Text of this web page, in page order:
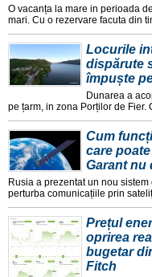
O vacanța la mare in perioada
mari. Cu o rezervare facuta din
Locurile
dispărute
împuște
Dunarea a
pe țarm, in zona Porților de Fier.
Cum
care
Garant nu
Rusia a prezentat un nou
perturba comunicațiile prin
Prețul
oprirea
bugetar
Fitch